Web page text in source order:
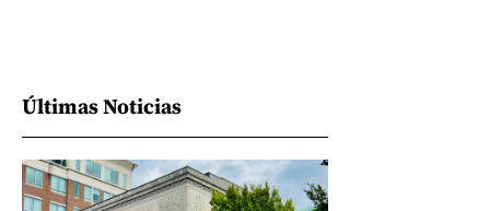
Últimas Noticias